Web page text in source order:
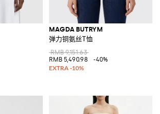
MAGDA BUTRYM
弹力铜氨丝T恤
RMB 9,151.63
RMB 5,490.98
-40%